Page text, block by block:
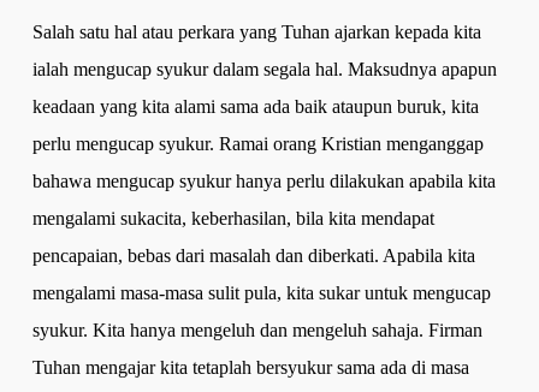
Salah satu hal atau perkara yang Tuhan ajarkan kepada kita
ialah mengucap syukur dalam segala hal. Maksudnya apapun
keadaan yang kita alami sama ada baik ataupun buruk, kita
perlu mengucap syukur. Ramai orang Kristian menganggap
bahawa mengucap syukur hanya perlu dilakukan apabila kita
mengalami sukacita, keberhasilan, bila kita mendapat
pencapaian, bebas dari masalah dan diberkati. Apabila kita
mengalami masa-masa sulit pula, kita sukar untuk mengucap
syukur. Kita hanya mengeluh dan mengeluh sahaja. Firman
Tuhan mengajar kita tetaplah bersyukur sama ada di masa